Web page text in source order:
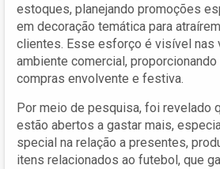
estoques, planejando promoções
em decoração temática para
clientes. Esse esforço é visível nas
ambiente comercial,
compras envolvente e festiva.
Por meio de pesquisa, foi revelado
estão abertos a gastar mais,
special na relação a presentes,
itens relacionados ao futebol, que